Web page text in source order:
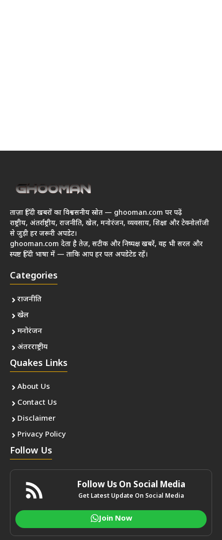
ताज़ा हिंदी खबरों का विश्वसनीय स्रोत — ghooman.com पर पढ़ें
राष्ट्रीय, अंतर्राष्ट्रीय, राजनीति, खेल, मनोरंजन, व्यवसाय, शिक्षा और टेक्नोलॉजी
से जुड़ी हर जरूरी अपडेट।
ghooman.com देता है तेज़, सटीक और निष्पक्ष खबरें, वह भी सरल और
स्पष्ट हिंदी भाषा में — ताकि आप हर पल अपडेटेड रहें।
Categories
राजनीति
खेल
मनोरंजन
अंतरराष्ट्रीय
Quakes Links
About Us
Contact Us
Disclaimer
Privacy Policy
Follow Us
Follow Us On Social Media
Get Latest Update On Social Media
Join Now